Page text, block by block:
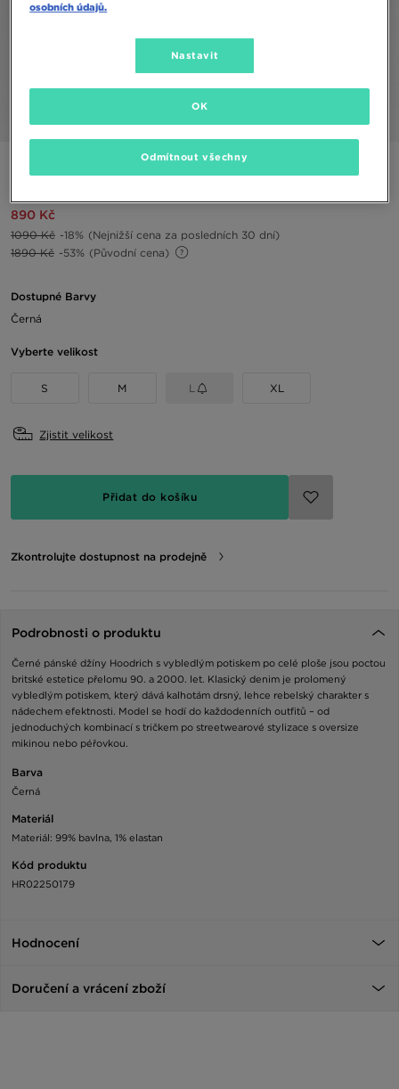
HOODRICH KALHOTY IRONCHROME
890 Kč
1090 Kč -18%
(Nejnižší cena za posledních 30 dní)
1890 Kč -53% (Původní cena)
Dostupné Barvy
Černá
Vyberte velikost
S M L XL
Zjistit velikost
Přidat do košíku
Zkontrolujte dostupnost na prodejně
Podrobnosti o produktu
Černé pánské džíny Hoodrich s vybledlým potiskem po celé ploše jsou poctou
britské estetice přelomu 90. a 2000. let. Klasický denim je prolomený
vybledlým potiskem, který dává kalhotám drsný, lehce rebelský charakter s
nádechem efektnosti. Model se hodí do každodenních outfitů – od
jednoduchých kombinací s tričkem po streetwearové stylizace s oversize
mikinou nebo péřovkou.
Barva
Černá
Materiál
Materiál: 99% bavlna, 1% elastan
Kód produktu
HR02250179
Hodnocení
Doručení a vrácení zboží
osobních údajů.
Nastavit
Odmítnout všechny
OK